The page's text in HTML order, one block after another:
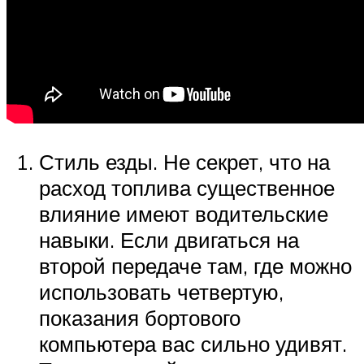
Стиль езды. Не секрет, что на
расход топлива существенное
влияние имеют водительские
навыки. Если двигаться на
второй передаче там, где можно
использовать четвертую,
показания бортового
компьютера вас сильно удивят.